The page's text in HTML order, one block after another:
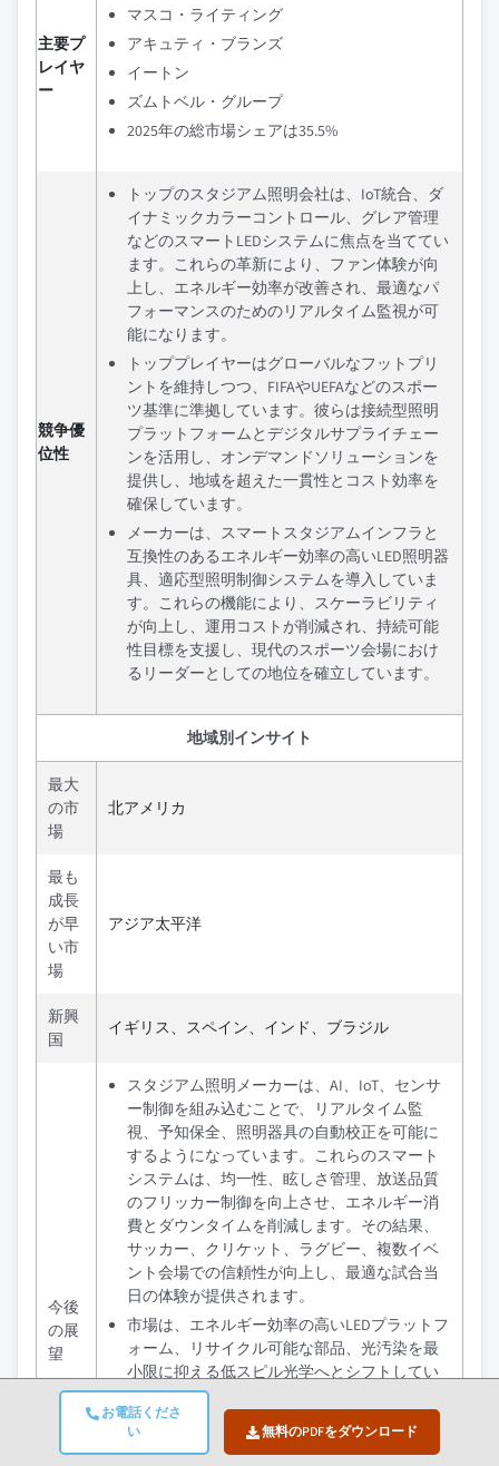
お電話くださ
い
無料のPDFをダウンロード
主要プ
レイヤ
ー
マスコ・ライティング
アキュティ・ブランズ
イートン
ズムトベル・グループ
2025年の総市場シェアは35.5%
競争優
位性
トップのスタジアム照明会社は、IoT統合、ダ
イナミックカラーコントロール、グレア管理
などのスマートLEDシステムに焦点を当ててい
ます。これらの革新により、ファン体験が向
上し、エネルギー効率が改善され、最適なパ
フォーマンスのためのリアルタイム監視が可
能になります。
トッププレイヤーはグローバルなフットプリ
ントを維持しつつ、FIFAやUEFAなどのスポー
ツ基準に準拠しています。彼らは接続型照明
プラットフォームとデジタルサプライチェー
ンを活用し、オンデマンドソリューションを
提供し、地域を超えた一貫性とコスト効率を
確保しています。
メーカーは、スマートスタジアムインフラと
互換性のあるエネルギー効率の高いLED照明器
具、適応型照明制御システムを導入していま
す。これらの機能により、スケーラビリティ
が向上し、運用コストが削減され、持続可能
性目標を支援し、現代のスポーツ会場におけ
るリーダーとしての地位を確立しています。
地域別インサイト
最大
の市
場
北アメリカ
最も
成長
が早
い市
場
アジア太平洋
新興
国
イギリス、スペイン、インド、ブラジル
今後
の展
望
スタジアム照明メーカーは、AI、IoT、センサ
ー制御を組み込むことで、リアルタイム監
視、予知保全、照明器具の自動校正を可能に
するようになっています。これらのスマート
システムは、均一性、眩しさ管理、放送品質
のフリッカー制御を向上させ、エネルギー消
費とダウンタイムを削減します。その結果、
サッカー、クリケット、ラグビー、複数イベ
ント会場での信頼性が向上し、最適な試合当
日の体験が提供されます。
市場は、エネルギー効率の高いLEDプラットフ
ォーム、リサイクル可能な部品、光汚染を最
小限に抑える低スピル光学へとシフトしてい
ます。スマートダイミング、スケジューリン
グ、クローズドループ保全の革新により、会
場は持続可能性目標を達成し、運営コストを